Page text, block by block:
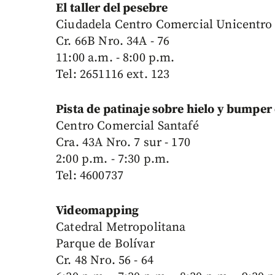
El taller del pesebre
Ciudadela Centro Comercial Unicentro
Cr. 66B Nro. 34A - 76
11:00 a.m. - 8:00 p.m.
Tel: 2651116 ext. 123
Pista de patinaje sobre hielo y bumper
Centro Comercial Santafé
Cra. 43A Nro. 7 sur - 170
2:00 p.m. - 7:30 p.m.
Tel: 4600737
Videomapping
Catedral Metropolitana
Parque de Bolívar
Cr. 48 Nro. 56 - 64